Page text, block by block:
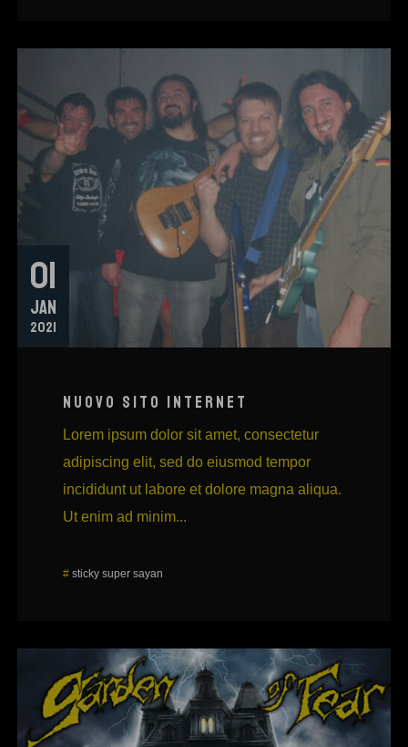
01
JAN
2021
NUOVO SITO INTERNET
Lorem ipsum dolor sit amet, consectetur
adipiscing elit, sed do eiusmod tempor
incididunt ut labore et dolore magna aliqua.
Ut enim ad minim...
# sticky super sayan